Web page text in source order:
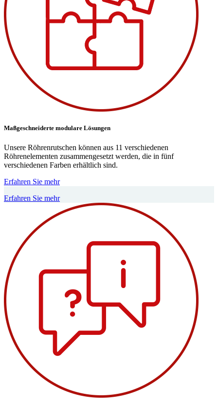
Maßgeschneiderte modulare Lösungen
Unsere Röhrenrutschen können aus 11 verschiedenen
Röhrenelementen zusammengesetzt werden, die in fünf
verschiedenen Farben erhältlich sind.
Erfahren Sie mehr
Erfahren Sie mehr